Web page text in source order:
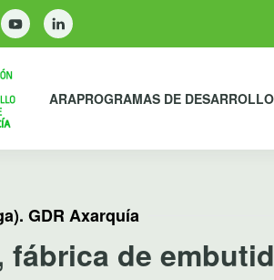
ARAPROGRAMAS DE
GDR Axarquía
fábrica de